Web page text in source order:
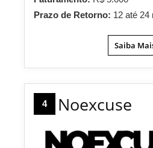
Prazo de Retorno: 12 até 24
Saiba
4 Noexcuse